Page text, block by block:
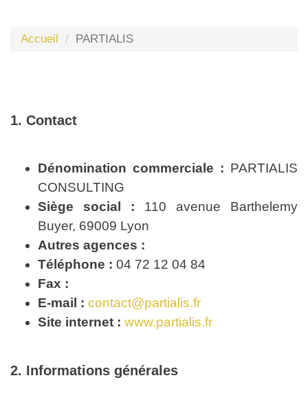
Accueil PARTIALIS
1. Contact
Dénomination commerciale : PARTIALIS
CONSULTING
Siège social : 110 avenue Barthelemy
Buyer, 69009 Lyon
Autres agences :
Téléphone : 04 72 12 04 84
Fax :
E-mail : contact@partialis.fr
Site internet : www.partialis.fr
2. Informations générales